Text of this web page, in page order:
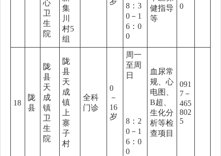
心
卫
生
院
集
川
村5
组
8：3
0－1
6：0
0
健指导
等
0
18
陇
县
陇
县
天
成
镇
卫
生
院
陇
县
天
成
镇
上
寨
子
村
全科
门诊
0
－
16
岁
周一
至周
日
8：2
0－1
6：0
0
血尿常
规、心
电图、
B超、
生化分
析等检
查项目
091
7－
465
802
5